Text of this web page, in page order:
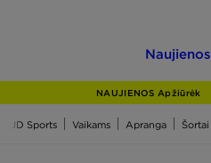
Naujienos
NAUJIENOS Apžiūrėk
JD Sports Vaikams Apranga Šortai